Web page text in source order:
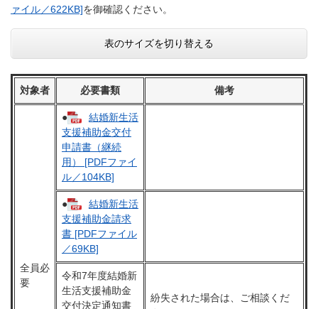
ァイル／622KB]を御確認ください。
表のサイズを切り替える
対象者 必要書類 備考
全員必
要
●
結婚新生活
支援補助金交付
申請書（継続
用） [PDFファイ
ル／104KB]
●
結婚新生活
支援補助金請求
書 [PDFファイル
／69KB]
令和7年度結婚新
生活支援補助金
交付決定通知書
紛失された場合は、ご相談くだ